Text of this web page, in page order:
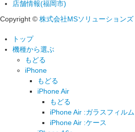
店舗情報(福岡市)
Copyright © 株式会社MSソリューションズ
トップ
機種から選ぶ
もどる
iPhone
もどる
iPhone Air
もどる
iPhone Air :ガラスフィルム
iPhone Air :ケース